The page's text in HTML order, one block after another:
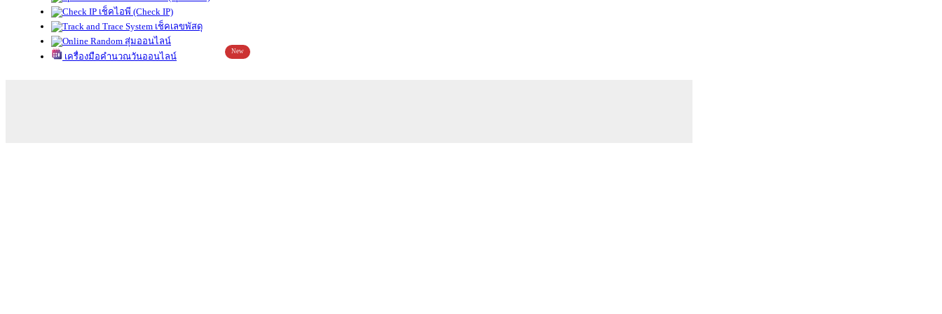
เช็คไอพี (Check IP)
เช็คเลขพัสดุ
สุ่มออนไลน์
เครื่องมือคำนวณวันออนไลน์
New